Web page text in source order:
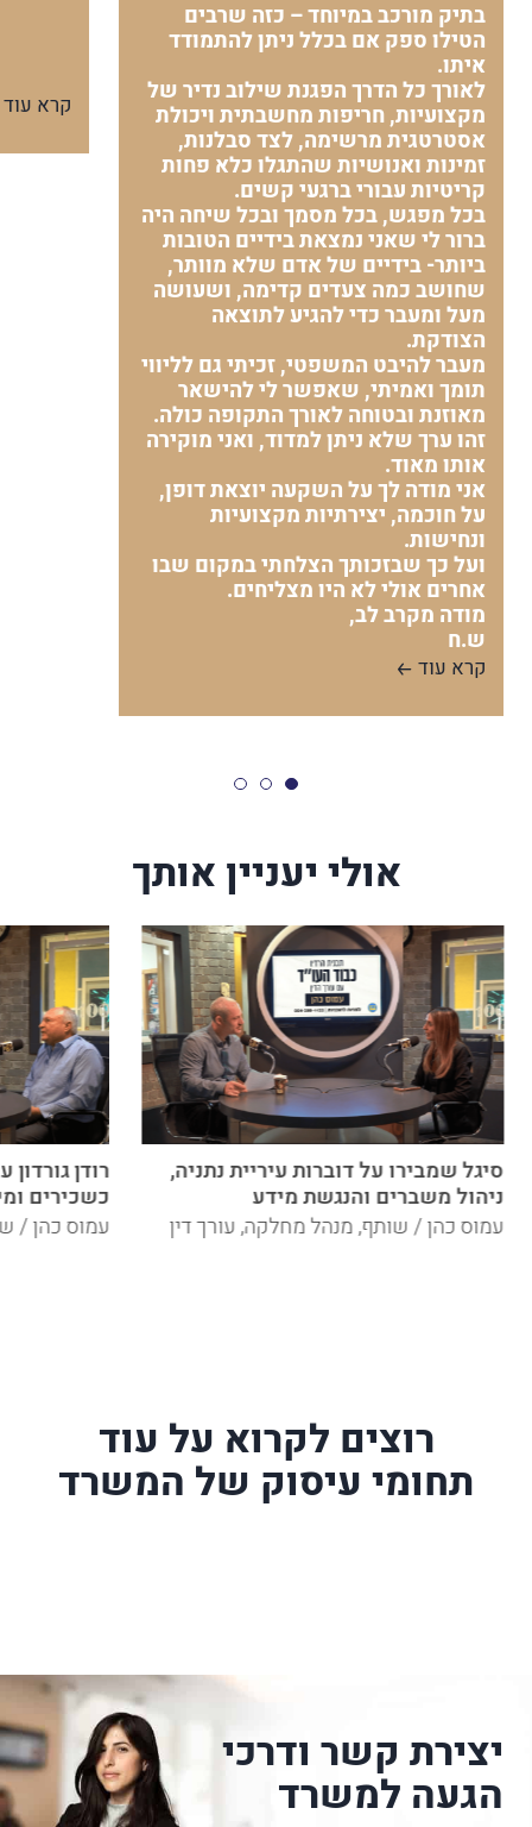
בתיק מורכב במיוחד – כזה שרבים
הטילו ספק אם בכלל ניתן להתמודד
איתו.
לאורך כל הדרך הפגנת שילוב נדיר של
מקצועיות, חריפות מחשבתית ויכולת
אסטרטגית מרשימה, לצד סבלנות,
זמינות ואנושיות שהתגלו כלא פחות
קריטיות עבורי ברגעי קשים.
בכל מפגש, בכל מסמך ובכל שיחה היה
ברור לי שאני נמצאת בידיים הטובות
ביותר- בידיים של אדם שלא מוותר,
שחושב כמה צעדים קדימה, ושעושה
מעל ומעבר כדי להגיע לתוצאה
הצודקת.
מעבר להיבט המשפטי, זכיתי גם לליווי
תומך ואמיתי, שאפשר לי להישאר
מאוזנת ובטוחה לאורך התקופה כולה.
זהו ערך שלא ניתן למדוד, ואני מוקירה
אותו מאוד.
אני מודה לך על השקעה יוצאת דופן,
על חוכמה, יצירתיות מקצועיות
ונחישות.
ועל כך שבזכותך הצלחתי במקום שבו
אחרים אולי לא היו מצליחים.
מודה מקרב לב,
ש.ח
קרא עוד
קרא עוד
אולי יעניין אותך
סיגל שמבירו על דוברות עיריית נתניה,
ניהול משברים והנגשת מידע
עמוס כהן / שותף, מנהל מחלקה, עורך דין
רודן
כשכירים
עמוס כהן /
רוצים לקרוא על עוד
תחומי עיסוק של המשרד
יצירת קשר ודרכי
הגעה למשרד